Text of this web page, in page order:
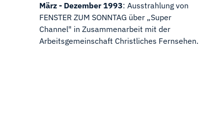
März - Dezember 1993: Ausstrahlung von
FENSTER ZUM SONNTAG über „Super
Channel" in Zusammenarbeit mit der
Arbeitsgemeinschaft Christliches Fernsehen.